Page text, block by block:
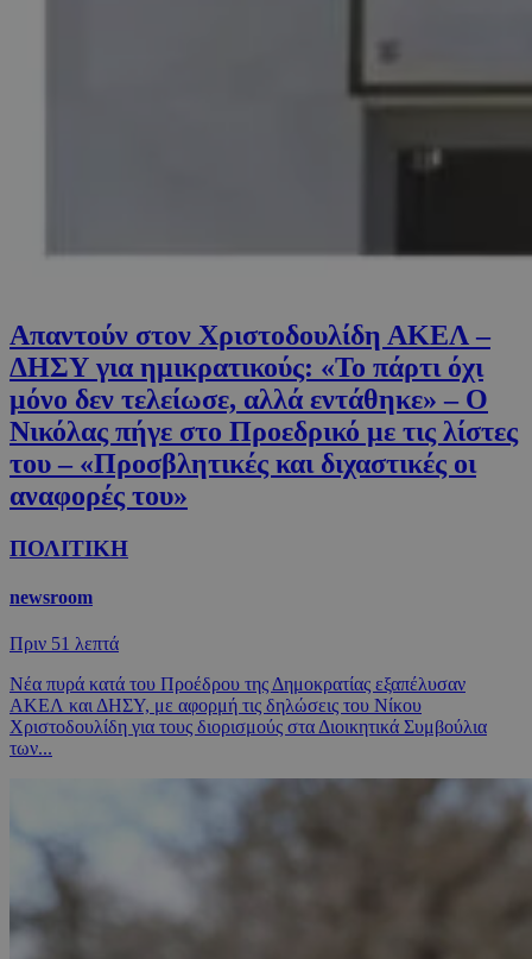
Απαντούν στον Χριστοδουλίδη ΑΚΕΛ –
ΔΗΣΥ για ημικρατικούς: «Το πάρτι όχι
μόνο δεν τελείωσε, αλλά εντάθηκε» – Ο
Νικόλας πήγε στο Προεδρικό με τις λίστες
του – «Προσβλητικές και διχαστικές οι
αναφορές του»
ΠΟΛΙΤΙΚΗ
newsroom
Πριν 51 λεπτά
Νέα πυρά κατά του Προέδρου της Δημοκρατίας εξαπέλυσαν
ΑΚΕΛ και ΔΗΣΥ, με αφορμή τις δηλώσεις του Νίκου
Χριστοδουλίδη για τους διορισμούς στα Διοικητικά Συμβούλια
των...